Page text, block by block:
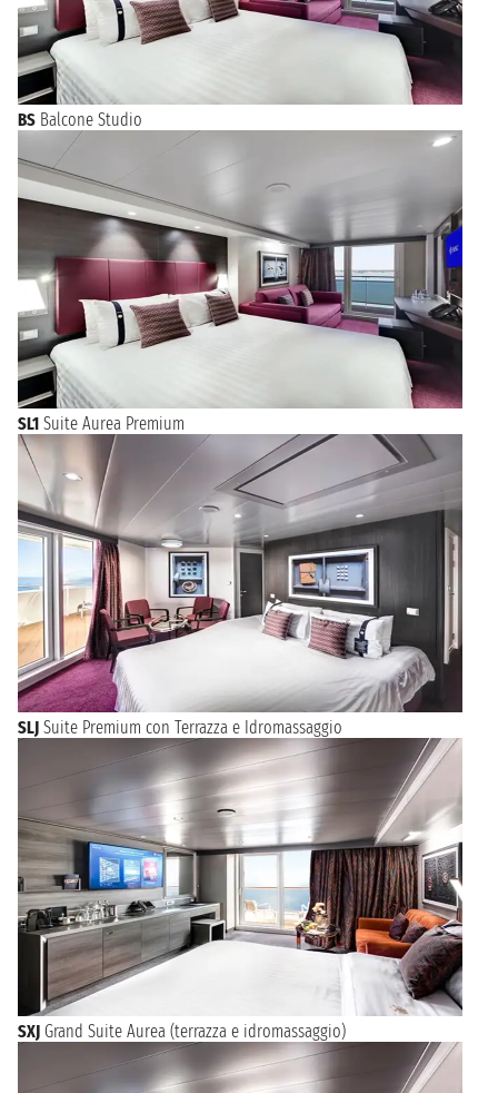
BS Balcone Studio
SL1 Suite Aurea Premium
SLJ Suite Premium con Terrazza e Idromassaggio
SXJ Grand Suite Aurea (terrazza e idromassaggio)